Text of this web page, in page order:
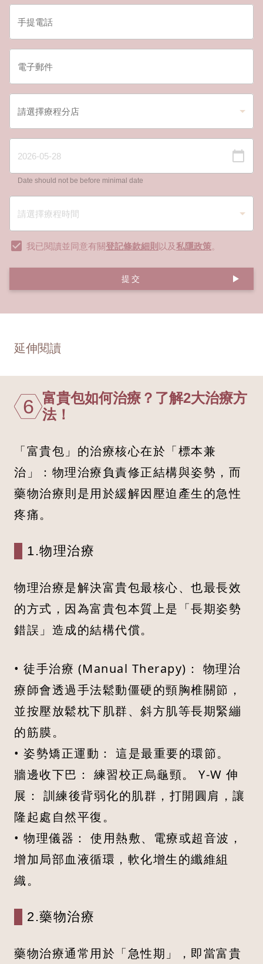
Date should not be before minimal date
我已閱讀並同意有關登記條款細則 以及私隱政策。
提交
延伸閱讀
6 富貴包如何治療？了解2大治療方
法！
「富貴包」的治療核心在於「標本兼
治」：物理治療負責修正結構與姿勢，而
藥物治療則是用於緩解因壓迫產生的急性
疼痛。
1.物理治療
物理治療是解決富貴包最核心、也最長效
的方式，因為富貴包本質上是「長期姿勢
錯誤」造成的結構代償。
• 徒手治療 (Manual Therapy)： 物理治
療師會透過手法鬆動僵硬的頸胸椎關節，
並按壓放鬆枕下肌群、斜方肌等長期緊繃
的筋膜。
• 姿勢矯正運動： 這是最重要的環節。
牆邊收下巴： 練習校正烏龜頸。 Y-W 伸
展： 訓練後背弱化的肌群，打開圓肩，讓
隆起處自然平復。
• 物理儀器： 使用熱敷、電療或超音波，
增加局部血液循環，軟化增生的纖維組
織。
2.藥物治療
藥物治療通常用於「急性期」，即當富貴